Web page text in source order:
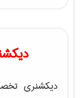
دیکشنری